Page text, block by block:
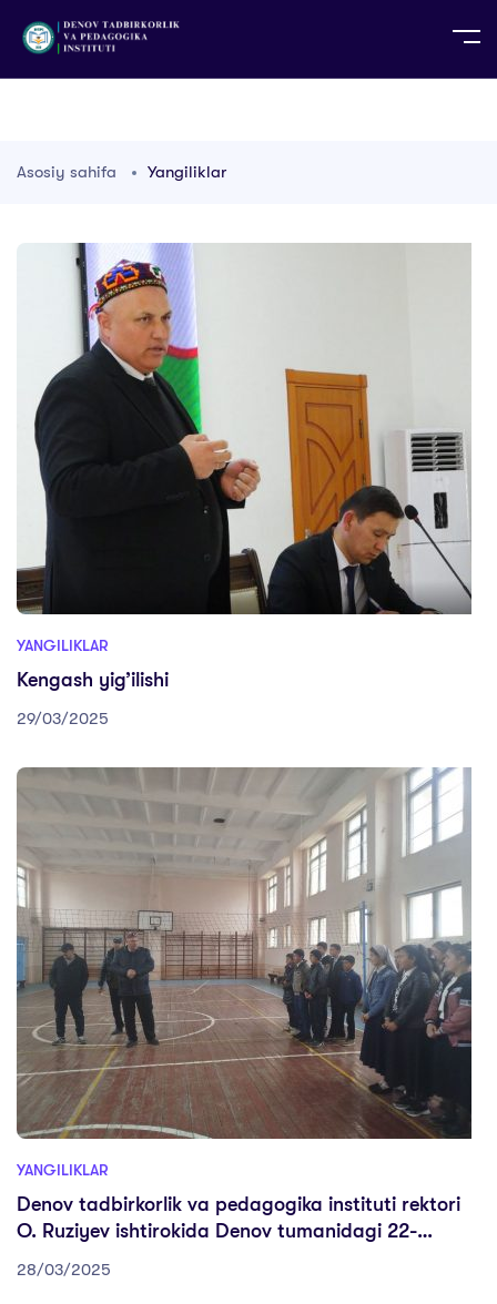
TG TR
Asosiy sahifa Yangiliklar
YANGILIKLAR
Kengash yig’ilishi
29/03/2025
YANGILIKLAR
Denov tadbirkorlik va pedagogika instituti rektori
O. Ruziyev ishtirokida Denov tumanidagi 22-
umumtaʼlim maktabida bitiruvchi sinf o‘quvchilari
bilan uchrashuv o‘tkazildi.
28/03/2025